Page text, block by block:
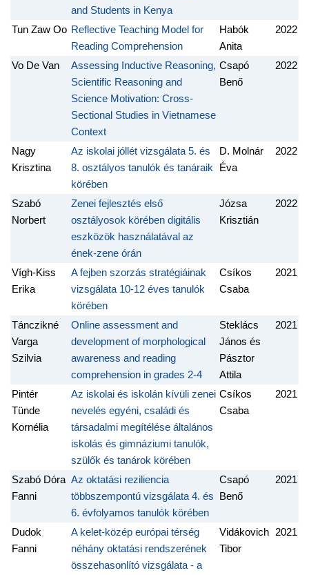
and Students in Kenya
Tun Zaw Oo Reflective Teaching Model for
Reading Comprehension
Habók
Anita
2022
Vo De Van
Assessing Inductive Reasoning,
Scientific Reasoning and
Science Motivation: Cross-
Sectional Studies in Vietnamese
Context
Csapó
Benő
2022
Nagy
Krisztina
Az iskolai jóllét vizsgálata 5. és
8. osztályos tanulók és tanáraik
körében
D. Molnár
Éva
2022
Szabó
Norbert
Zenei fejlesztés első
osztályosok körében digitális
eszközök használatával az
ének-zene órán
Józsa
Krisztián
2022
Vígh-Kiss
Erika
A fejben szorzás stratégiáinak
vizsgálata 10-12 éves tanulók
körében
Csíkos
Csaba
2021
Tánczikné
Varga
Szilvia
Online assessment and
development of morphological
awareness and reading
comprehension in grades 2-4
Steklács
János és
Pásztor
Attila
2021
Pintér
Tünde
Kornélia
Az iskolai és iskolán kívüli zenei
nevelés egyéni, családi és
társadalmi megítélése általános
iskolás és gimnáziumi tanulók,
szülők és tanárok körében
Csíkos
Csaba
2021
Szabó Dóra
Fanni
Az oktatási reziliencia
többszempontú vizsgálata 4. és
6. évfolyamos tanulók körében
Csapó
Benő
2021
Dudok
Fanni
A kelet-közép európai térség
néhány oktatási rendszerének
összehasonlító vizsgálata - a
Vidákovich
Tibor
2021